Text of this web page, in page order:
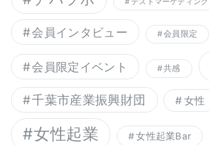
テストマーケティング
会員インタビュー 会員限定
会員限定イベント 共感
千葉市産業振興財団 女性
女性起業 女性起業Bar